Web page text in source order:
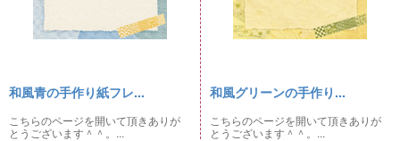
和風青の手作り紙フレ...
こちらのページを開いて頂きありが
とうございます＾＾。...
和風グリーンの手作り...
こちらのページを開いて頂きありが
とうございます＾＾。...